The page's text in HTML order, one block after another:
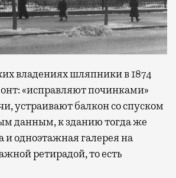
владениях шляпники в 1874
«исправляют починками»
устраивают балкон со спуском
данным, к зданию тогда же
и одноэтажная галерея на
ретирадой, то есть